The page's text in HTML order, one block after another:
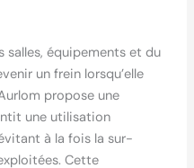
salles, équipements et du
un frein lorsqu’elle
propose une
une utilisation
à la fois la sur-
Cette